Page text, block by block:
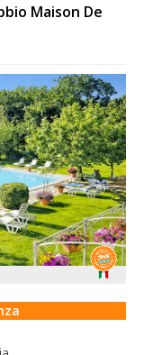
Maison De